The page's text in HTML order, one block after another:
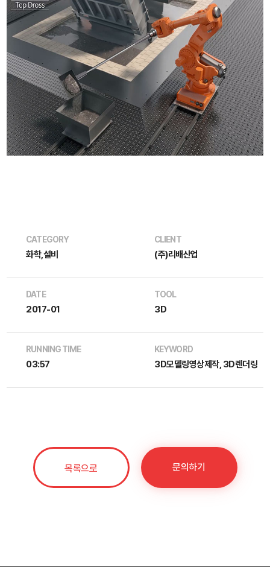
CATEGORY
화학,설비
CLIENT
(주)리배산업
DATE
2017-01
TOOL
3D
RUNNING TIME
03:57
KEYWORD
3D모델링영상제작, 3D렌더링
목록으로 문의하기